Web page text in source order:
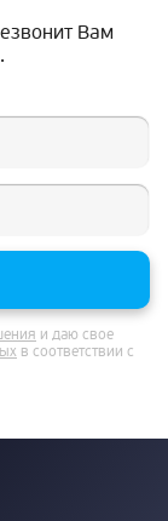
Вам
и даю свое
в соответствии с